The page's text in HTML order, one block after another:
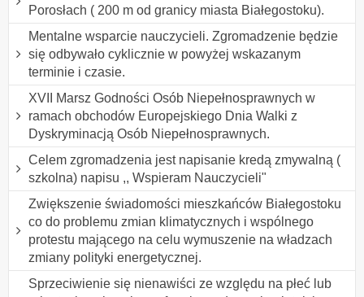
Porosłach ( 200 m od granicy miasta Białegostoku).
Mentalne wsparcie nauczycieli. Zgromadzenie będzie
się odbywało cyklicznie w powyżej wskazanym
terminie i czasie.
XVII Marsz Godności Osób Niepełnosprawnych w
ramach obchodów Europejskiego Dnia Walki z
Dyskryminacją Osób Niepełnosprawnych.
Celem zgromadzenia jest napisanie kredą zmywalną (
szkolna) napisu ,, Wspieram Nauczycieli"
Zwiększenie świadomości mieszkańców Białegostoku
co do problemu zmian klimatycznych i wspólnego
protestu mającego na celu wymuszenie na władzach
zmiany polityki energetycznej.
Sprzeciwienie się nienawiści ze względu na płeć lub